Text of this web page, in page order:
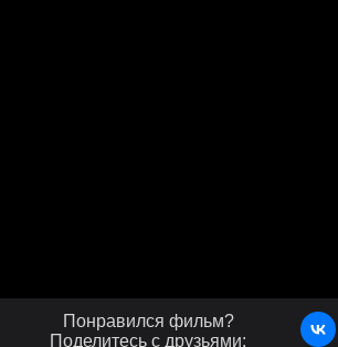
Понравился фильм?
Поделитесь с друзьями: